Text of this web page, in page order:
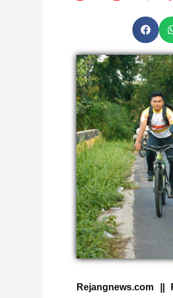
Rejangnews.com ||
Page
, Page